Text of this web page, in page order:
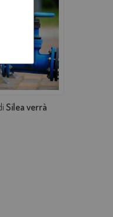
E SERVIZI
Silea verrà